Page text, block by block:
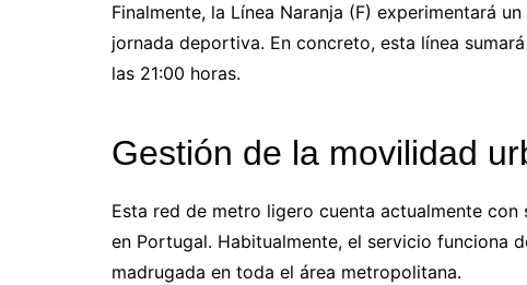
Finalmente, la Línea Naranja (F) experimentará
jornada deportiva. En concreto, esta línea
las 21:00 horas.
Gestión de la movilidad
Esta red de metro ligero cuenta actualmente
en Portugal. Habitualmente, el servicio funciona
madrugada en toda el área metropolitana.